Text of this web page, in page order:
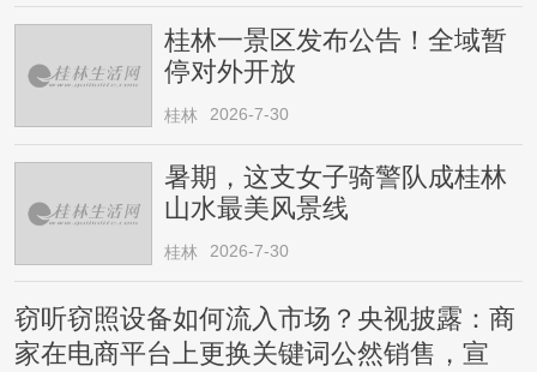
桂林一景区发布公告！全域暂
停对外开放
桂林 2026-7-30
暑期，这支女子骑警队成桂林
山水最美风景线
桂林 2026-7-30
窃听窃照设备如何流入市场？央视披露：商
家在电商平台上更换关键词公然销售，宣